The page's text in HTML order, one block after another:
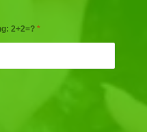
2+2=? *